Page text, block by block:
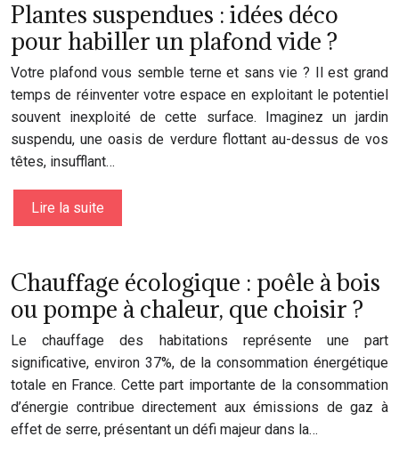
Plantes suspendues : idées déco
pour habiller un plafond vide ?
Votre plafond vous semble terne et sans vie ? Il est grand
temps de réinventer votre espace en exploitant le potentiel
souvent inexploité de cette surface. Imaginez un jardin
suspendu, une oasis de verdure flottant au-dessus de vos
têtes, insufflant…
Lire la suite
Chauffage écologique : poêle à bois
ou pompe à chaleur, que choisir ?
Le chauffage des habitations représente une part
significative, environ 37%, de la consommation énergétique
totale en France. Cette part importante de la consommation
d’énergie contribue directement aux émissions de gaz à
effet de serre, présentant un défi majeur dans la…